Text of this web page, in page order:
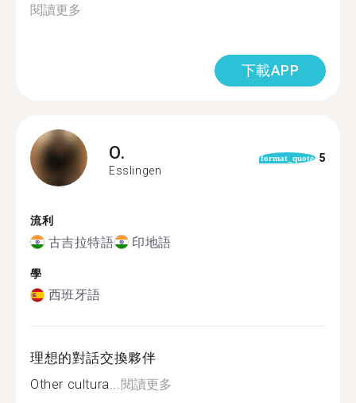
閱讀更多
下載APP
O.
Esslingen
format_quote 5
流利
古吉拉特語 印地語
學
西班牙語
理想的對話交換夥伴
Other cultura...閱讀更多